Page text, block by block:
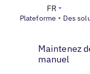
Plateforme Des
FR
Gestion de
Maintenez
manuel